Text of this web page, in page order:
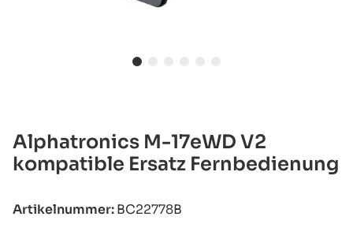
Alphatronics M-17eWD V2
kompatible Ersatz Fernbedienung
Artikelnummer:BC22778B